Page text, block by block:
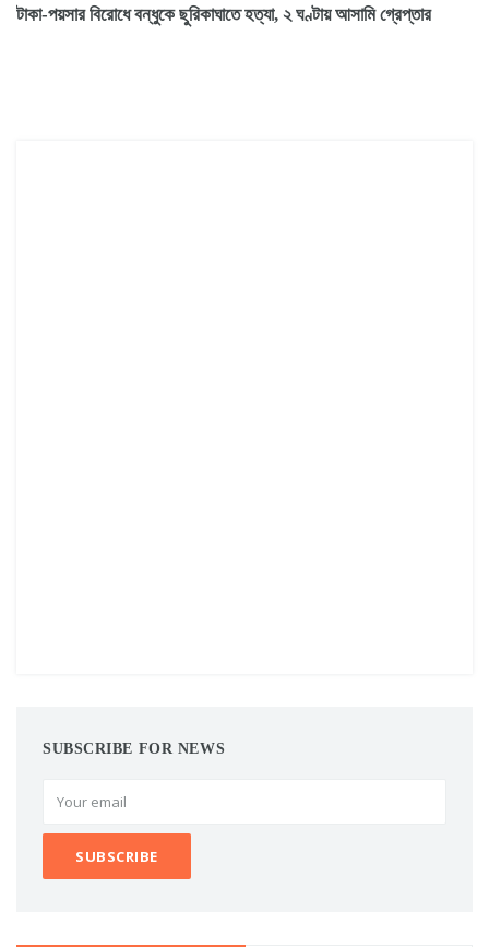
টাকা-পয়সার বিরোধে বন্ধুকে ছুরিকাঘাতে হত্যা, ২ ঘণ্টায় আসামি গ্রেপ্তার
SUBSCRIBE FOR NEWS